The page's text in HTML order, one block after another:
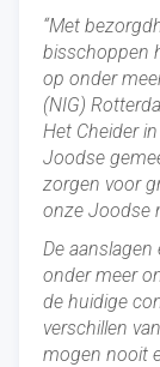
“Met
bisschoppen
op onder
(NIG)
Het Cheider
Joodse
zorgen voor
onze Joodse
De
onder meer
de huidige
verschillen
mogen nooit